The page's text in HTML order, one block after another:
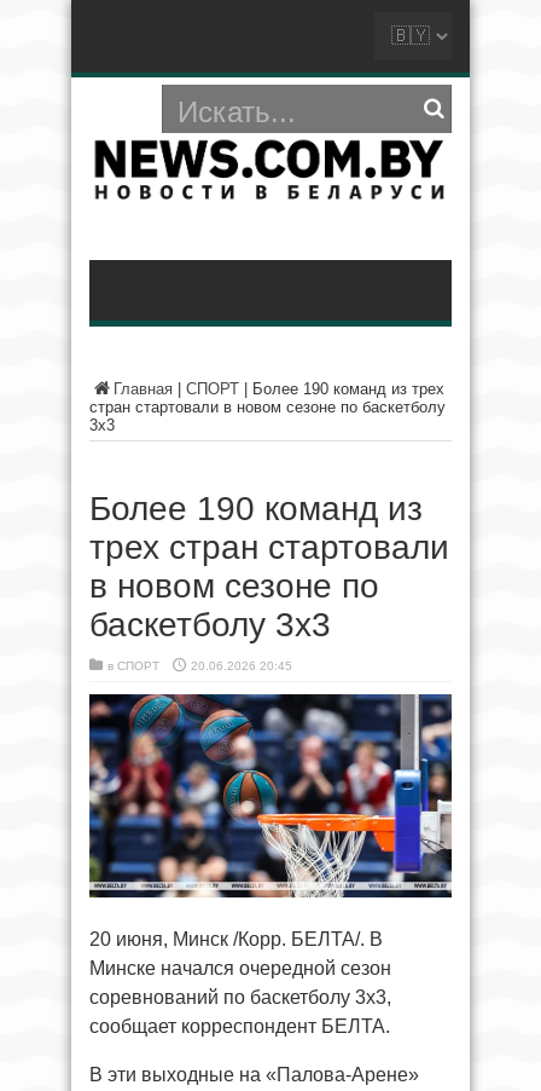
Главная СПОРТ
Более 190 команд из трех
стран стартовали в новом сезоне по баскетболу
3х3
Более 190 команд из
трех стран стартовали
в новом сезоне по
баскетболу 3х3
в СПОРТ 20.06.2026 20:45
20 июня, Минск /Корр. БЕЛТА/. В
Минске начался очередной сезон
соревнований по баскетболу 3х3,
сообщает корреспондент БЕЛТА.
В эти выходные на «Палова-Арене»